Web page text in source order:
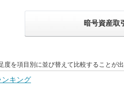
暗号資産取
を項目別に並び替えて比較することが出
ンキング